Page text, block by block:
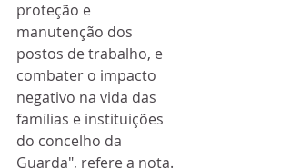
proteção e
manutenção dos
postos de trabalho, e
combater o impacto
negativo na vida das
famílias e instituições
do concelho da
Guarda", refere a nota.